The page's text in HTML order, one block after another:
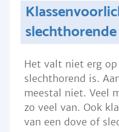
Het valt niet erg
slechthorend is.
meestal niet. Veel
zo veel van. Ook
van een dove of